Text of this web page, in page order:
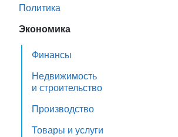
Политика
Экономика
Финансы
Недвижимость
и строительство
Производство
Товары и услуги